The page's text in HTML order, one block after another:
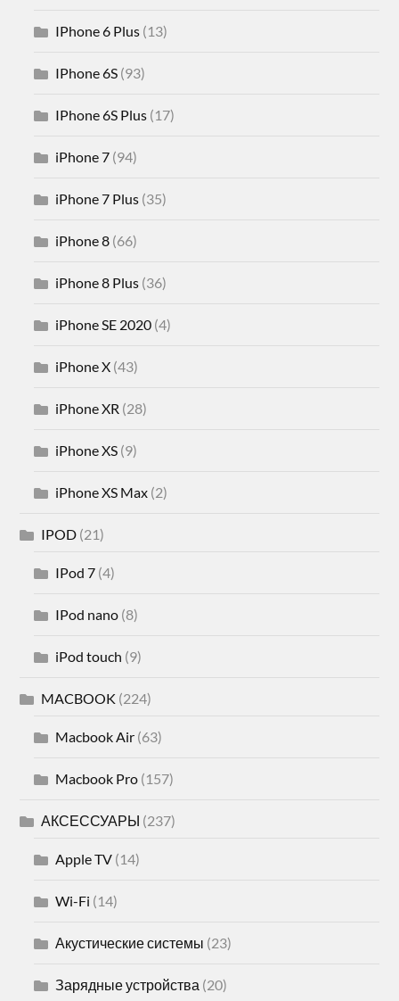
IPhone 6 Plus (13)
IPhone 6S (93)
IPhone 6S Plus (17)
iPhone 7 (94)
iPhone 7 Plus (35)
iPhone 8 (66)
iPhone 8 Plus (36)
iPhone SE 2020 (4)
iPhone X (43)
iPhone XR (28)
iPhone XS (9)
iPhone XS Max (2)
IPOD (21)
IPod 7 (4)
IPod nano (8)
iPod touch (9)
MACBOOK (224)
Macbook Air (63)
Macbook Pro (157)
АКСЕССУАРЫ (237)
Apple TV (14)
Wi-Fi (14)
Акустические системы (23)
Зарядные устройства (20)